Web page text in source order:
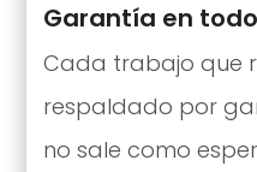
Garantía en
Cada trabajo que
respaldado por
no sale como